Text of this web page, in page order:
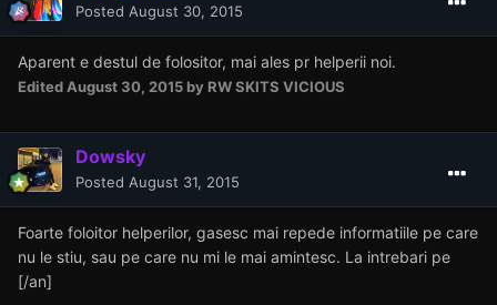
Posted August 30, 2015
Aparent e destul de folositor, mai ales pr helperii noi.
Edited August 30, 2015 by RW SKITS VICIOUS
Dowsky
Posted August 31, 2015
Foarte foloitor helperilor, gasesc mai repede informatiile pe care
nu le stiu, sau pe care nu mi le mai amintesc. La intrebari pe
[/an]